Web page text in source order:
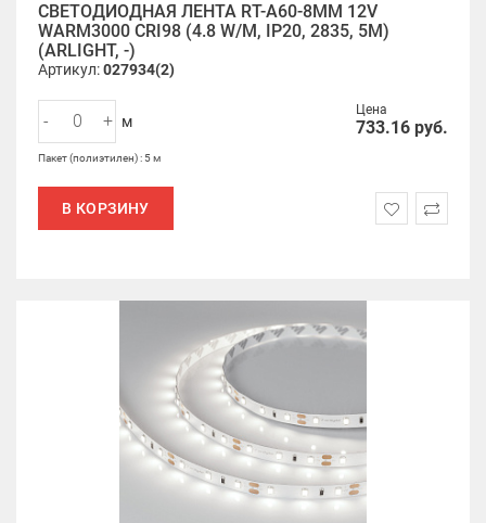
СВЕТОДИОДНАЯ ЛЕНТА RT-A60-8MM 12V
WARM3000 CRI98 (4.8 W/M, IP20, 2835, 5M)
(ARLIGHT, -)
Артикул:027934(2)
Цена
733.16 руб.
- + м
Пакет (полиэтилен) : 5 м
В КОРЗИНУ